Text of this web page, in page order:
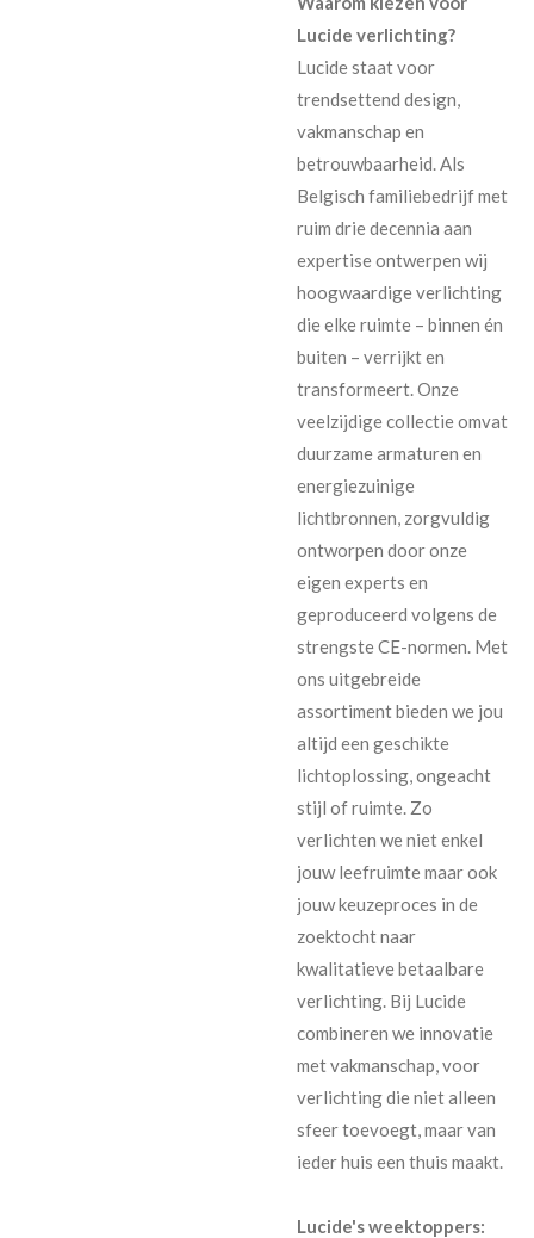
Lucide verlichting?
Lucide staat voor
trendsettend design,
vakmanschap en
betrouwbaarheid. Als
Belgisch familiebedrijf met
ruim drie decennia aan
expertise ontwerpen wij
hoogwaardige verlichting
die elke ruimte – binnen én
buiten – verrijkt en
transformeert. Onze
veelzijdige collectie omvat
duurzame armaturen en
energiezuinige
lichtbronnen, zorgvuldig
ontworpen door onze
eigen experts en
geproduceerd volgens de
strengste CE-normen. Met
ons uitgebreide
assortiment bieden we jou
altijd een geschikte
lichtoplossing, ongeacht
stijl of ruimte. Zo
verlichten we niet enkel
jouw leefruimte maar ook
jouw keuzeproces in de
zoektocht naar
kwalitatieve betaalbare
verlichting. Bij Lucide
combineren we innovatie
met vakmanschap, voor
verlichting die niet alleen
sfeer toevoegt, maar van
ieder huis een thuis maakt.
Lucide's weektoppers: